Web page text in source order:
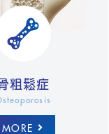
粗鬆症
MORE